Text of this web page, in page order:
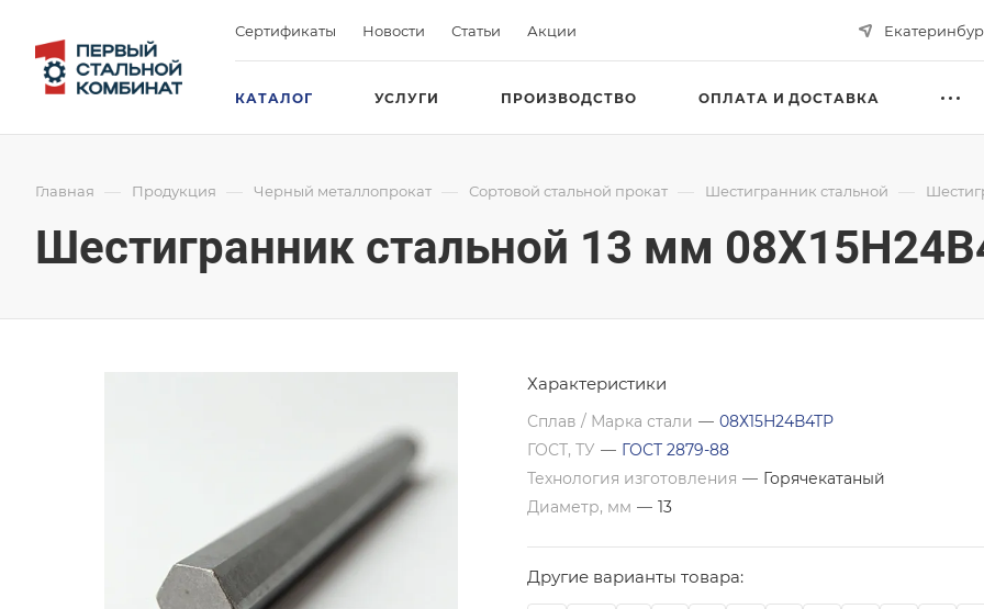
Сертификаты Новости Статьи Акции
КАТАЛОГ УСЛУГИ ПРОИЗВОДСТВО ОПЛАТА И ДОСТАВКА
Главная — Продукция — Черный металлопрокат — Сортовой стальной прокат — Шестигранник стальной —
Шестигранник стальной 13 мм
Характеристики
Сплав / Марка стали — 08Х15Н24В4ТР
ГОСТ, ТУ — ГОСТ 2879-88
Технология изготовления — Горячекатаный
Диаметр, мм — 13
Другие варианты товара: